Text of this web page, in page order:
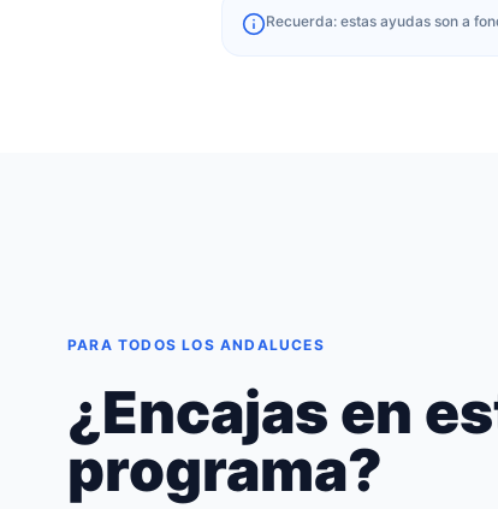
Recuerda: estas ayudas son a
PARA TODOS LOS ANDALUCES
¿Encajas en
programa?